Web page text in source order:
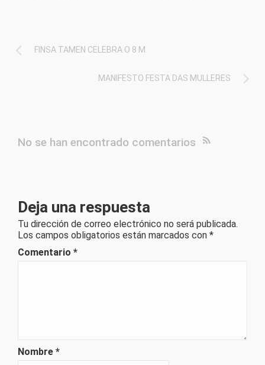
FINSA TAMEN CELEBRA O 8 M
MANIFESTO FESTA DAS MULLERES
No se han encontrado comentarios
Deja una respuesta
Tu dirección de correo electrónico no será publicada.
Los campos obligatorios están marcados con *
Comentario *
Nombre *